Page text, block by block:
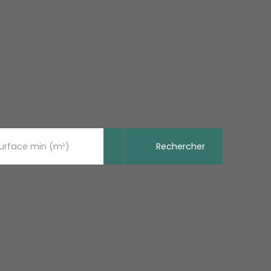
min (m²) Rechercher